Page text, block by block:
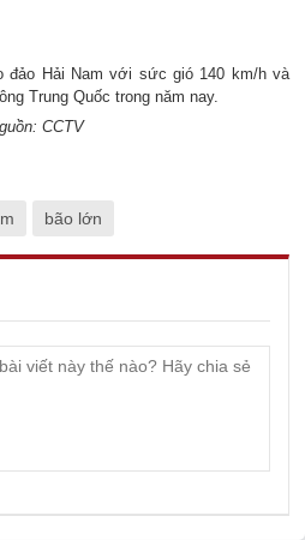
đảo Hải Nam với sức gió 140 km/h và
Trung Quốc trong năm nay.
CCTV
bão lớn